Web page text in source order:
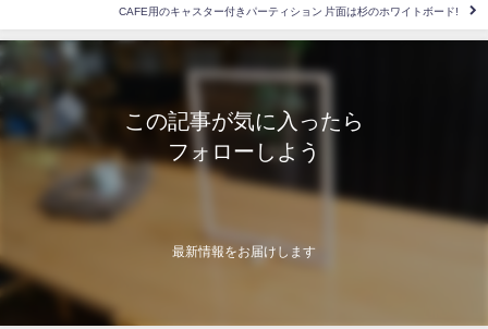
CAFE用のキャスター付きパーティション 片面は杉のホワイトボード!
この記事が気に入ったら
フォローしよう
最新情報をお届けします